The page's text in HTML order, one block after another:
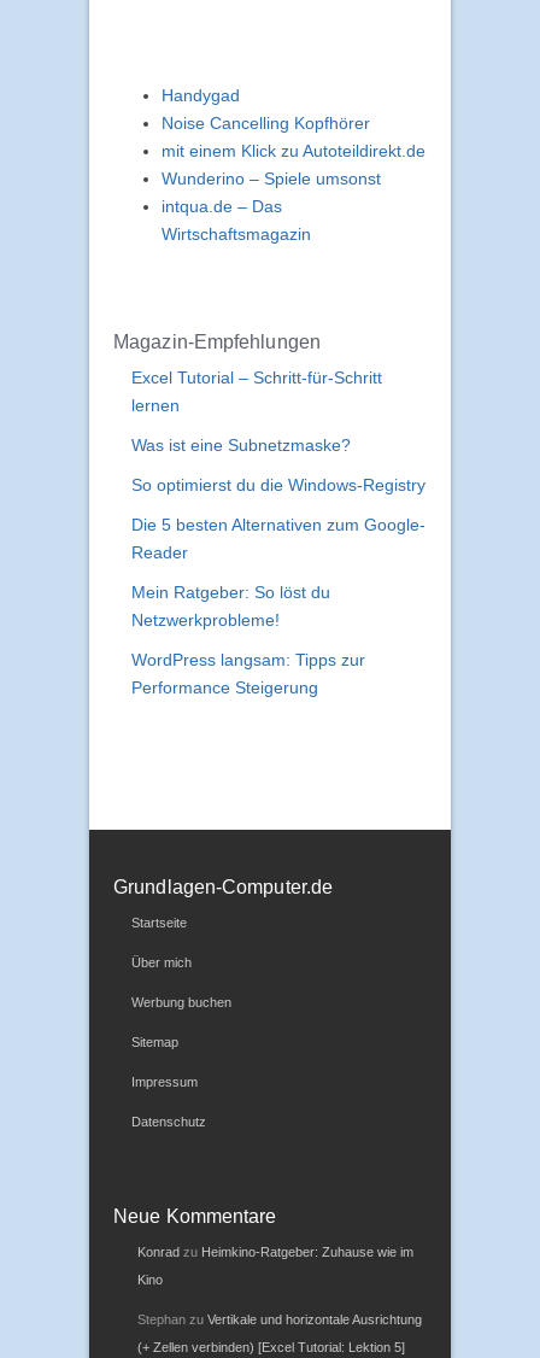
Handygad
Noise Cancelling Kopfhörer
mit einem Klick zu Autoteildirekt.de
Wunderino – Spiele umsonst
intqua.de – Das
Wirtschaftsmagazin
Magazin-Empfehlungen
Excel Tutorial – Schritt-für-Schritt
lernen
Was ist eine Subnetzmaske?
So optimierst du die Windows-Registry
Die 5 besten Alternativen zum Google-
Reader
Mein Ratgeber: So löst du
Netzwerkprobleme!
WordPress langsam: Tipps zur
Performance Steigerung
Grundlagen-Computer.de
Startseite
Über mich
Werbung buchen
Sitemap
Impressum
Datenschutz
Neue Kommentare
Konrad zu Heimkino-Ratgeber: Zuhause wie im
Kino
Stephan zu Vertikale und horizontale Ausrichtung
(+ Zellen verbinden) [Excel Tutorial: Lektion 5]